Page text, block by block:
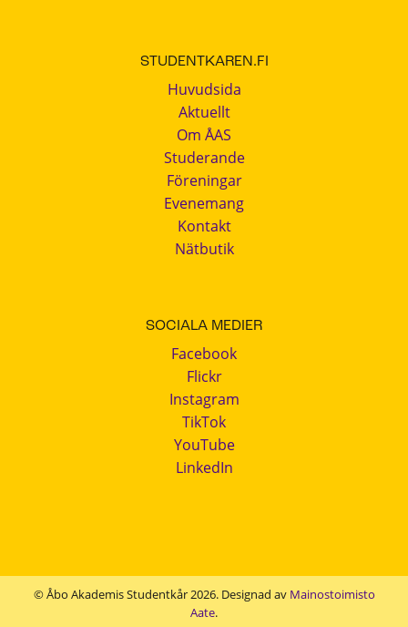
STUDENTKAREN.FI
Huvudsida
Aktuellt
Om ÅAS
Studerande
Föreningar
Evenemang
Kontakt
Nätbutik
SOCIALA MEDIER
Facebook
Flickr
Instagram
TikTok
YouTube
LinkedIn
© Åbo Akademis Studentkår 2026. Designad av Mainostoimisto
Aate.